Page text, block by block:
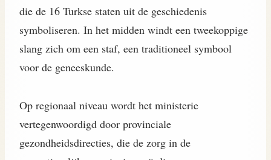
die de 16 Turkse staten uit de geschiedenis
symboliseren. In het midden windt een tweekoppige
slang zich om een staf, een traditioneel symbool
voor de geneeskunde.
Op regionaal niveau wordt het ministerie
vertegenwoordigd door provinciale
gezondheidsdirecties, die de zorg in de